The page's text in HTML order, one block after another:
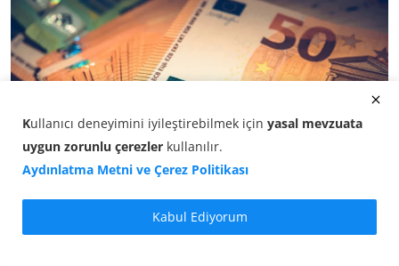
Döviz Kurları - Euro/TL kurugünün son saatlerinde
Kullanıcı deneyimini iyileştirebilmek için yasal mevzuata
uygun zorunlu çerezler kullanılır.
Aydınlatma Metni ve Çerez Politikası
Kabul Ediyorum